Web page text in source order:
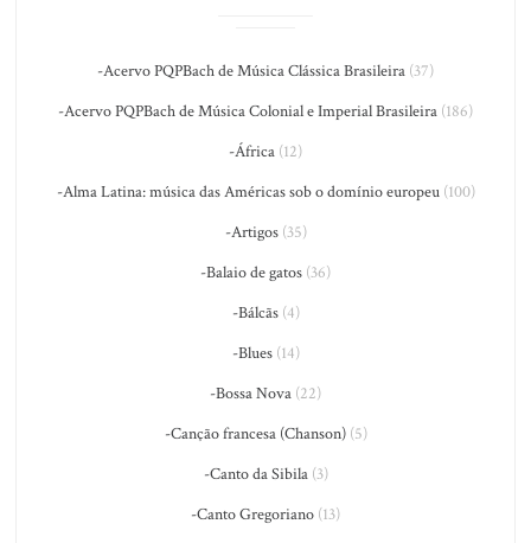
-Acervo PQPBach de Música Clássica Brasileira (37)
-Acervo PQPBach de Música Colonial e Imperial Brasileira (186)
-África (12)
-Alma Latina: música das Américas sob o domínio europeu(100)
-Artigos(35)
-Balaio de gatos (36)
-Bálcãs(4)
-Blues(14)
-Bossa Nova (22)
-Canção francesa (Chanson)(5)
-Canto da Sibila(3)
-Canto Gregoriano (13)